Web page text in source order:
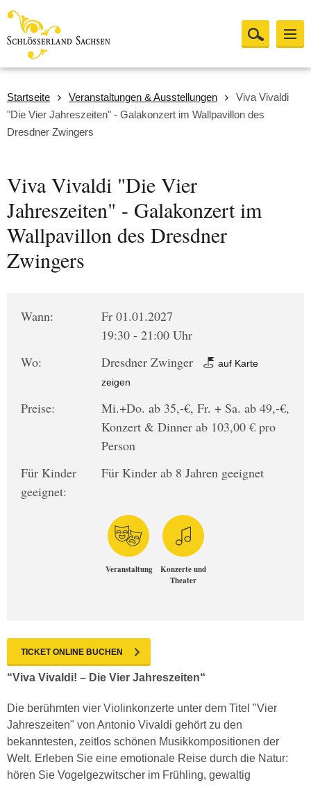
Startseite Veranstaltungen & Ausstellungen
Viva Vivaldi
"Die Vier Jahreszeiten" - Galakonzert im Wallpavillon des
Dresdner Zwingers
Viva Vivaldi "Die Vier
Jahreszeiten" - Galakonzert im
Wallpavillon des Dresdner
Zwingers
Wann:
Fr 01.01.2027
19:30 - 21:00 Uhr
Wo:
Dresdner Zwinger
auf Karte
zeigen
Preise:
Mi.+Do. ab 35,-€, Fr. + Sa. ab 49,-€,
Konzert & Dinner ab 103,00 € pro
Person
Für Kinder
geeignet:
Für Kinder ab 8 Jahren geeignet
Veranstaltung
Konzerte und
Theater
TICKET ONLINE BUCHEN
“Viva Vivaldi! – Die Vier Jahreszeiten“
Die berühmten vier Violinkonzerte unter dem Titel "Vier
Jahreszeiten" von Antonio Vivaldi gehört zu den
bekanntesten, zeitlos schönen Musikkompositionen der
Welt. Erleben Sie eine emotionale Reise durch die Natur:
hören Sie Vogelgezwitscher im Frühling, gewaltig